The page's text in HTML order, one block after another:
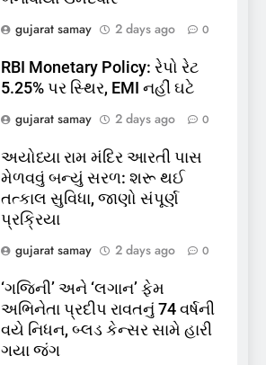
gujarat samay
2 days ago 0
RBI Monetary Policy: રેપો રેટ
5.25% પર સ્થિર, EMI નહીં ઘટે
gujarat samay
2 days ago 0
અયોધ્યા રામ મંદિર આરતી પાસ
મેળવવું બન્યું સરળ: શરૂ થઈ
તત્કાલ સુવિધા, જાણો સંપૂર્ણ
પ્રક્રિયા
gujarat samay
2 days ago 0
‘ગજિની’ અને ‘લગાન’ ફેમ
અભિનેતા પ્રદીપ રાવતનું 74 વર્ષની
વયે નિધન, બ્લડ કેન્સર સામે હારી
ગયા જંગ
પોલીસ સ્ટેશનના ધક્કામાંથી
મુક્તિ,ગુજરાતમાં વેરિફિકેશન
GUJARAT TOP NEWS
નોંધણી બિલ2026’ ધ્વનિમતથી
પાસ, વિપક્ષનો ઉગ્ર હોબાળો
INDIA TOP NEWS
શું તમારું મધ કે ઘી ખરેખર શુદ્ધ
છે? FSSAIએ ડાબરના દાવાઓની
સમાજવાદી પાર્ટીએ અયોધ્યા